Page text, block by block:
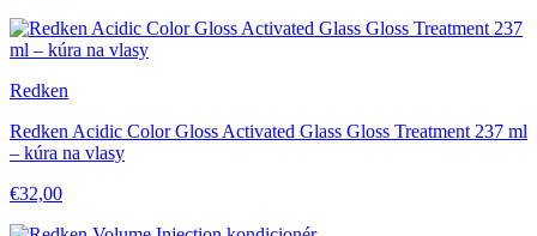
Redken
Redken Acidic Color Gloss Activated Glass Gloss Treatment 237 ml
– kúra na vlasy
€32,00